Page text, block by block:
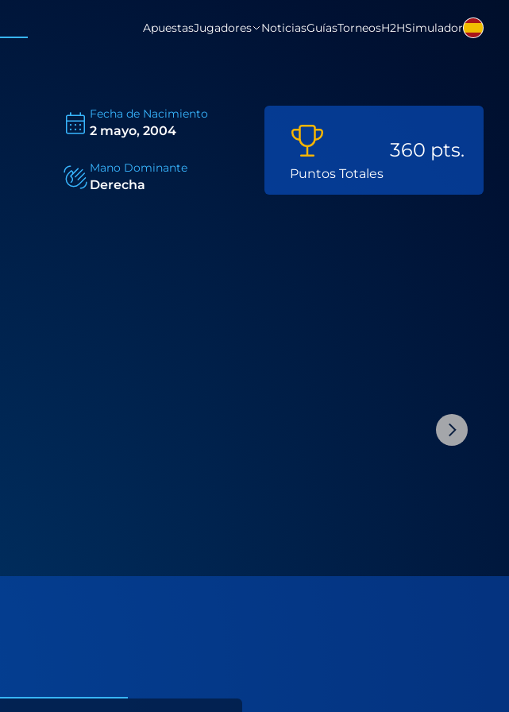
ApuestasJugadores NoticiasGuíasTorneosH2HSimulador
Fecha de Nacimiento
2 mayo, 2004
Mano Dominante
Derecha
Puntos Totales
360 pts.